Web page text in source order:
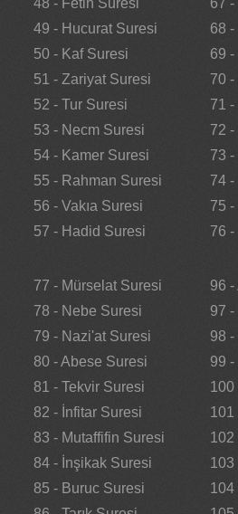
49 - Hucurat Suresi
50 - Kaf Suresi
51 - Zariyat Suresi
52 - Tur Suresi
53 - Necm Suresi
54 - Kamer Suresi
55 - Rahman Suresi
56 - Vakıa Suresi
57 - Hadid Suresi
68
69
70
71
72
73
74
75 -
76 -
77 - Mürselat Suresi
78 - Nebe Suresi
79 - Nazi'at Suresi
80 - Abese Suresi
81 - Tekvir Suresi
82 - İnfitar Suresi
83 - Mutaffifin Suresi
84 - İnşikak Suresi
85 - Buruc Suresi
96 -
97
98
99
100
101
102
103
104